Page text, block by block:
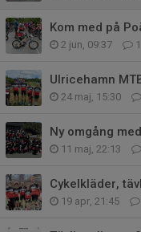
Kom med på
2 jun, 09:37 1
Ulricehamn
24 maj, 15:30
Ny omgång
11 maj, 22:13
Cykelkläder,
19 apr, 21:45